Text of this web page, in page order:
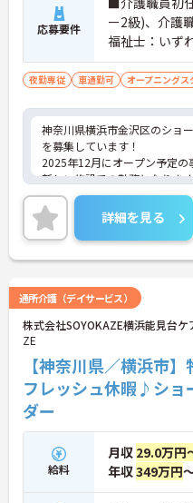
応募要件
ー2級)、介護
福祉士：いず
Pad操作あり
夜勤専従 車通勤可 オープニングス
神奈川県横浜市金沢区のショ
を募集しています！
2025年12月にオープン予定の
新しい施設での勤務となりま
週1日からの夜勤専従の募集
のが難しい方や無理なく働き
なっております◎
昇給や正社員登用制度があり
れる職場です！
のでご連絡ください！
詳細を見る
通所介護（デイサービス）
株式会社SOYOKAZE横浜能見台
ZE
【神奈川県／横浜市
フレッシュ休暇♪ショ
ダー
給料
月収 29.0万円
年収349万円